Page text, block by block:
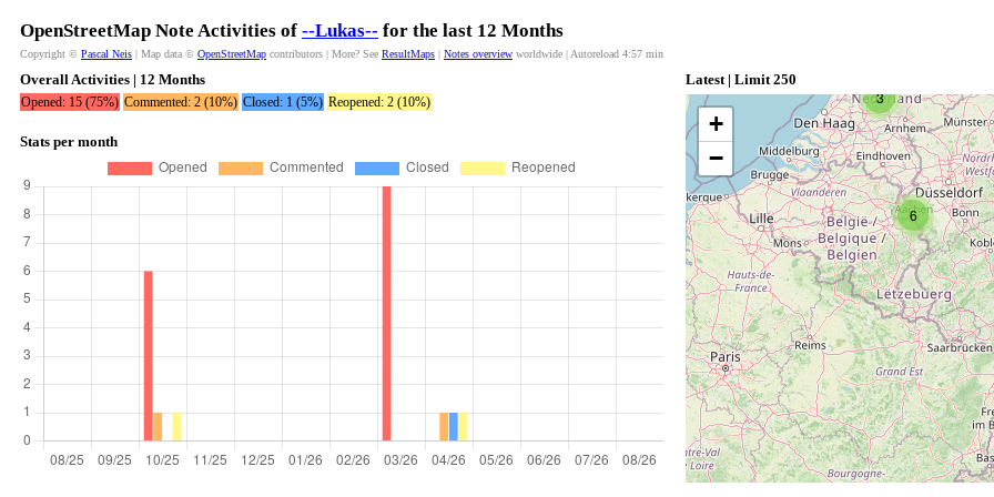
OpenStreetMap Note Activities of --Lukas-- for the last 12 Months
Copyright © Pascal Neis | Map data © OpenStreetMap contributors | More? See ResultMaps | Notes overview worldwide | Autoreload 4:57 min
Overall Activities | 12 Months
Opened: 15 (75%) Commented: 2 (10%) Closed: 1 (5%) Reopened: 2 (10%)
Stats per month
Latest | Limit 250
3
6
+
−